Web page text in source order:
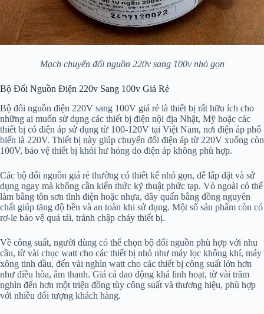
Mạch chuyển đổi nguồn 220v sang 100v nhỏ gọn
Bộ Đổi Nguồn Điện 220v Sang 100v Giá Rẻ
Bộ đổi nguồn điện 220V sang 100V giá rẻ là thiết bị rất hữu ích cho
những ai muốn sử dụng các thiết bị điện nội địa Nhật, Mỹ hoặc các
thiết bị có điện áp sử dụng từ 100-120V tại Việt Nam, nơi điện áp phổ
biến là 220V. Thiết bị này giúp chuyển đổi điện áp từ 220V xuống còn
100V, bảo vệ thiết bị khỏi hư hỏng do điện áp không phù hợp.
Các bộ đổi nguồn giá rẻ thường có thiết kế nhỏ gọn, dễ lắp đặt và sử
dụng ngay mà không cần kiến thức kỹ thuật phức tạp. Vỏ ngoài có thể
làm bằng tôn sơn tĩnh điện hoặc nhựa, dây quấn bằng đồng nguyên
chất giúp tăng độ bền và an toàn khi sử dụng. Một số sản phẩm còn có
rơ-le bảo vệ quá tải, tránh chập cháy thiết bị.
Về công suất, người dùng có thể chọn bộ đổi nguồn phù hợp với nhu
cầu, từ vài chục watt cho các thiết bị nhỏ như máy lọc không khí, máy
xông tinh dầu, đến vài nghìn watt cho các thiết bị công suất lớn hơn
như điều hòa, âm thanh. Giá cả dao động khá linh hoạt, từ vài trăm
nghìn đến hơn một triệu đồng tùy công suất và thương hiệu, phù hợp
với nhiều đối tượng khách hàng.